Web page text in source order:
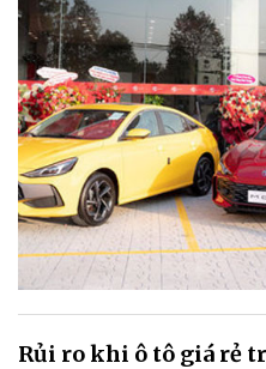
Rủi ro khi ô tô giá rẻ